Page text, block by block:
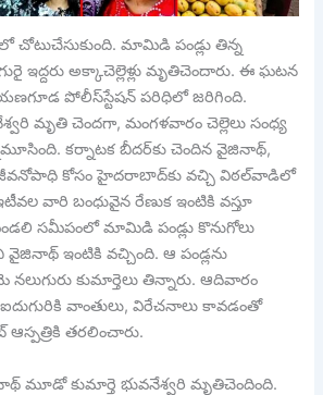
మామిడి పండ్లు తిన్న
ఇద్దరు అక్కాచెల్లెళ్లు మృతిచెందారు. ఈ ఘటన
పోలీస్‌‌స్టేషన్‌‌ పరిధిలో జరిగింది.
మృతి చెందగా, మంగళవారం చెల్లెలు సంధ్య
కర్నాటక బీదర్‌‌కు చెందిన వైజినాథ్‌‌,
జీవనోపాధి కోసం హైదరాబాద్‌‌కు వచ్చి విఠల్‌‌వాడిలో
వారి బంధువైన రేణుక ఇంటికి వస్తూ
సమీపంలో మామిడి పండ్లు కొనుగోలు
ఇంటికి వచ్చింది. ఆ పండ్లను
కుమార్తెలు తిన్నారు. ఆదివారం
ఐదుగురికి వాంతులు, విరేచనాలు కావడంతో
తరలించారు.
మూడో కుమార్తె భువనేశ్వరి మృతిచెందింది.